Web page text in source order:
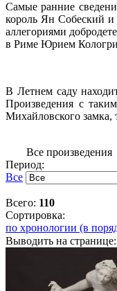
Самые ранние
король Ян Собеский и
аллегориями
в Риме Юрием
В Летнем саду
Произведения с
Михайловского замка,
Все произведения
Период:
Все
Всего: 110
Сортировка:
по хронологии (в
Выводить на странице: